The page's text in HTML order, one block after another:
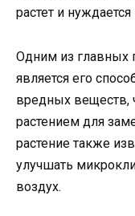
растет и
Одним из главных
является его
вредных веществ,
растением для
растение также
улучшать
воздух.